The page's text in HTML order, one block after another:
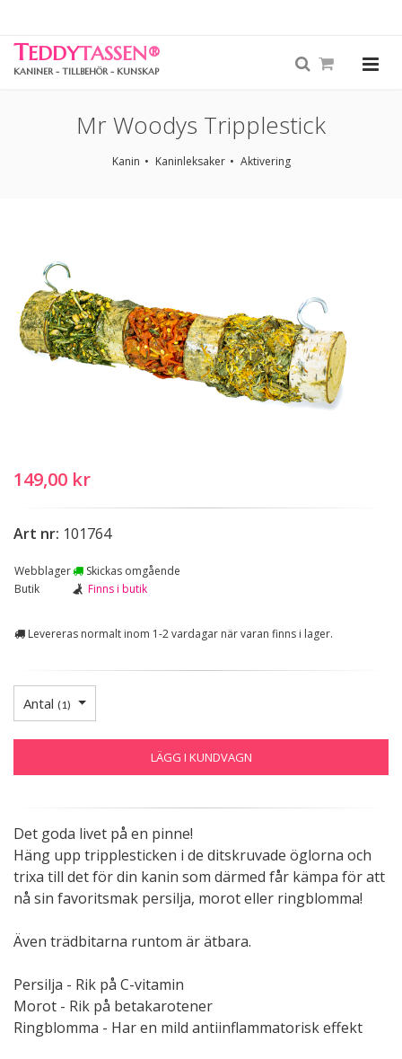
TEDDYTASSEN®
KANINER - TILLBEHÖR - KUNSKAP
Mr Woodys Tripplestick
Kanin Kaninleksaker Aktivering
149,00 kr
Art nr: 101764
Webblager
Skickas omgående
Butik
Finns i butik
Levereras normalt inom 1-2 vardagar när varan finns i lager.
Antal (1)
LÄGG I KUNDVAGN
Det goda livet på en pinne!
Häng upp tripplesticken i de ditskruvade öglorna och
trixa till det för din kanin som därmed får kämpa för att
nå sin favoritsmak persilja, morot eller ringblomma!
Även trädbitarna runtom är ätbara.
Persilja - Rik på C-vitamin
Morot - Rik på betakarotener
Ringblomma - Har en mild antiinflammatorisk effekt